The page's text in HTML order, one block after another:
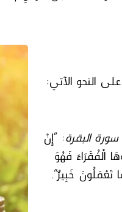
النحو الآتي:
سورة البقرة: “إِنْ
الْفُقَرَاءَ فَهُوَ
خَبِيرٌ”.